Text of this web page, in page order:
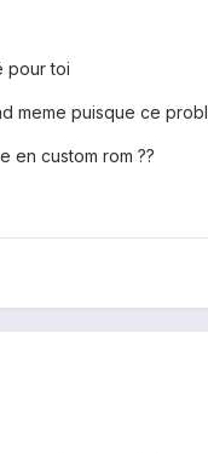
pour toi
meme puisque ce
en custom rom ??